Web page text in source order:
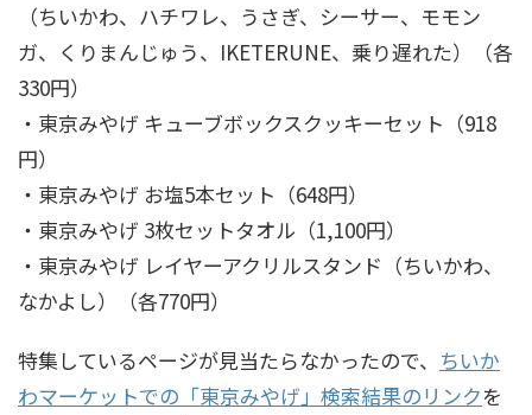
（ちいかわ、ハチワレ、うさぎ、シーサー、モモン
ガ、くりまんじゅう、IKETERUNE、乗り遅れた）（各
330円）
・東京みやげ キューブボックスクッキーセット（918
円）
・東京みやげ お塩5本セット（648円）
・東京みやげ 3枚セットタオル（1,100円）
・東京みやげ レイヤーアクリルスタンド（ちいかわ、
なかよし）（各770円）
特集しているページが見当たらなかったので、 ちいか
わマーケットでの「東京みやげ」検索結果のリンクを